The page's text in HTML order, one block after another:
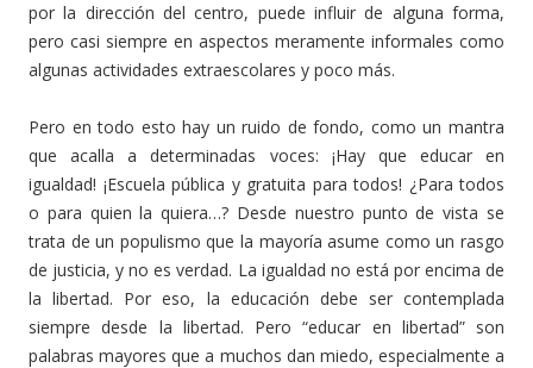
por la dirección del centro, puede influir de alguna forma,
pero casi siempre en aspectos meramente informales como
algunas actividades extraescolares y poco más.
Pero en todo esto hay un ruido de fondo, como un mantra
que acalla a determinadas voces: ¡Hay que educar en
igualdad! ¡Escuela pública y gratuita para todos! ¿Para todos
o para quien la quiera…? Desde nuestro punto de vista se
trata de un populismo que la mayoría asume como un rasgo
de justicia, y no es verdad. La igualdad no está por encima de
la libertad. Por eso, la educación debe ser contemplada
siempre desde la libertad. Pero “educar en libertad” son
palabras mayores que a muchos dan miedo, especialmente a